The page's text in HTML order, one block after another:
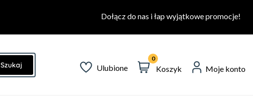
Dołącz do nas i łap wyjątkowe promocje!
Szukaj Ulubione
0
Koszyk Moje konto